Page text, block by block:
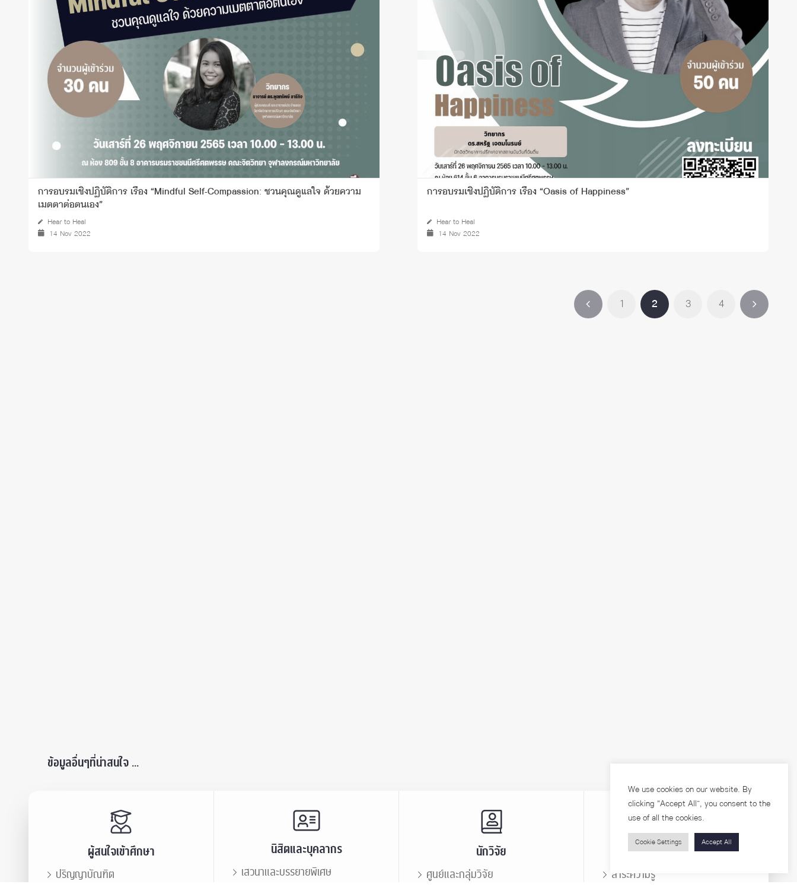
การอบรมเชิงปฏิบัติการ เรื่อง “Mindful Self-Compassion: ชวนคุณดูแลใจ ด้วยความ
เมตตาต่อตนเอง”
Hear to Heal
14 Nov 2022
การอบรมเชิงปฏิบัติการ เรื่อง “Oasis of Happiness”
Hear to Heal
14 Nov 2022
1 2 3 4
ข้อมูลอื่นๆที่น่าสนใจ ...
ผู้สนใจเข้าศึกษา
ปริญญาบัณฑิต
นิสิตและบุคลากร
เสวนาและบรรยายพิเศษ
นักวิจัย
ศูนย์และกลุ่มวิจัย
บุคคลทั่วไป
สาระความรู้
We use cookies on our website. By
clicking “Accept All”, you consent to the
use of all the cookies.
Cookie Settings Accept All